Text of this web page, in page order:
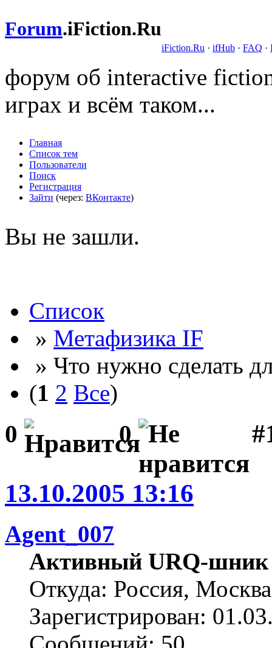
Forum.iFiction.Ru
iFiction.Ru · ifHub · FAQ ·
форум об interactive
играх и всём таком...
Главная
Список тем
Пользователи
Поиск
Регистрация
Зайти (через: ВКонтакте)
Вы не зашли.
Список
» Метафизика IF
» Что нужно сделать
(1 2 Все)
0 0
13.10.2005 13:16
Agent_007
Активный URQ-шник
Откуда: Россия, Москва
Зарегистрирован: